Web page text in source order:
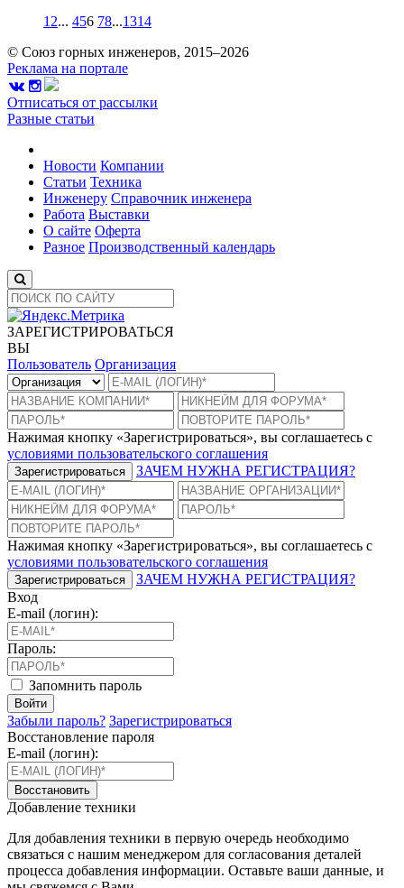
1 2... 456 78...1314
© Союз горных инженеров, 2015–2026
Реклама на портале
Отписаться от рассылки
Разные статьи
Новости Компании
Статьи Техника
Инженеру Справочник инженера
Работа Выставки
О сайте Оферта
Разное Производственный календарь
ЗАРЕГИСТРИРОВАТЬСЯ
ВЫ
Пользователь Организация
Нажимая кнопку «Зарегистрироваться», вы соглашаетесь с
условиями пользовательского соглашения
Зарегистрироваться ЗАЧЕМ НУЖНА РЕГИСТРАЦИЯ?
Нажимая кнопку «Зарегистрироваться», вы соглашаетесь с
условиями пользовательского соглашения
Зарегистрироваться
ЗАЧЕМ НУЖНА РЕГИСТРАЦИЯ?
Вход
E-mail (логин):
Пароль:
Запомнить пароль
Войти
Забыли пароль? Зарегистрироваться
Восстановление пароля
E-mail (логин):
Восстановить
Добавление техники
Для добавления техники в первую очередь необходимо
связаться с нашим менеджером для согласования деталей
процесса добавления информации. Оставьте ваши данные, и